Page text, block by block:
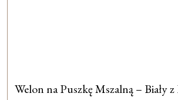
Welon na Puszkę Mszalną – Biały